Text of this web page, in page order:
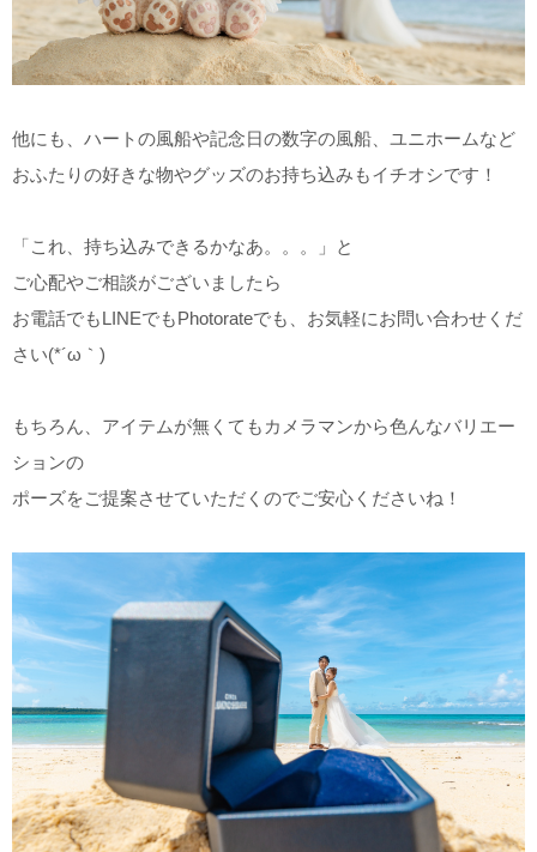
他にも、ハートの風船や記念日の数字の風船、ユニホームなど
おふたりの好きな物やグッズのお持ち込みもイチオシです！
「これ、持ち込みできるかなあ。。。」と
ご心配やご相談がございましたら
お電話でもLINEでもPhotorateでも、お気軽にお問い合わせくだ
さい(*´ω｀)
もちろん、アイテムが無くてもカメラマンから色んなバリエー
ションの
ポーズをご提案させていただくのでご安心くださいね！